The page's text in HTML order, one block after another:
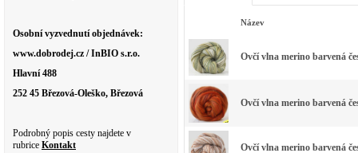
Osobní vyzvednutí objednávek:
www.dobrodej.cz / InBIO s.r.o.
Hlavní 488
252 45 Březová-Oleško, Březová
Podrobný popis cesty najdete v
rubrice Kontakt
Název
Ovčí vlna merino barvená
Ovčí vlna merino barvená
Ovčí vlna merino barvená